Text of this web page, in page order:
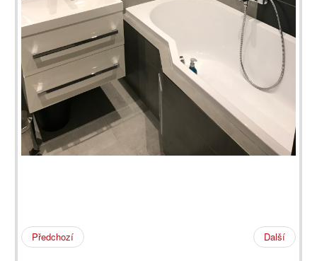
Předchozí Další